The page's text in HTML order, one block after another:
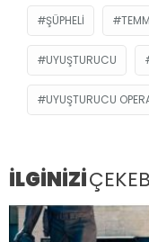
ŞÜPHELI
UYUŞTURUCU
UYUŞTURUCU
İLGİNİZİ